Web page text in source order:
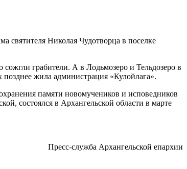
святителя Николая Чудотворца в поселке
грабители. А в Лодьмозеро и Тельдозеро в
жила администрация «Кулойлага».
памяти новомучеников и исповедников
состоялся в Архангельской области в марте
Пресс-служба Архангельской епархии